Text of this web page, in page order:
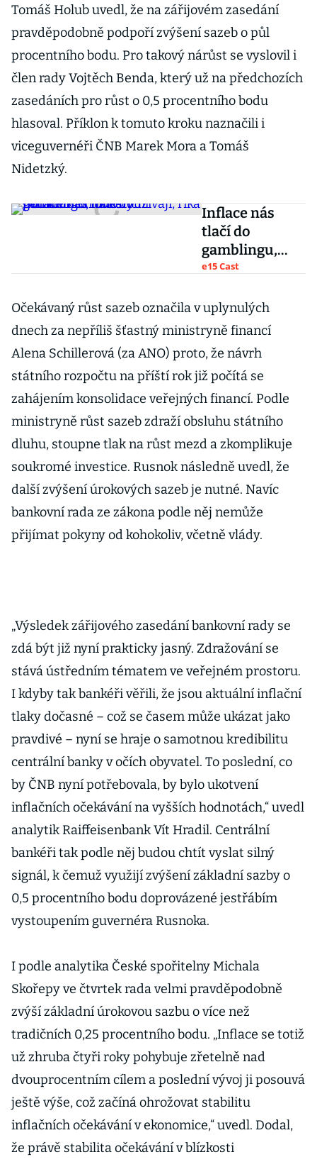
Tomáš Holub uvedl, že na zářijovém zasedání
pravděpodobně podpoří zvýšení sazeb o půl
procentního bodu. Pro takový nárůst se vyslovil i
člen rady Vojtěch Benda, který už na předchozích
zasedáních pro růst o 0,5 procentního bodu
hlasoval. Příklon k tomuto kroku naznačili i
viceguvernéři ČNB Marek Mora a Tomáš
Nidetzký.
Inflace nás
tlačí do
gamblingu,
investiční
toho využívají,
říká Dominik
Stroukal
e15 Cast
Očekávaný růst sazeb označila v uplynulých
dnech za nepříliš šťastný ministryně financí
Alena Schillerová (za ANO) proto, že návrh
státního rozpočtu na příští rok již počítá se
zahájením konsolidace veřejných financí. Podle
ministryně růst sazeb zdraží obsluhu státního
dluhu, stoupne tlak na růst mezd a zkomplikuje
soukromé investice. Rusnok následně uvedl, že
další zvýšení úrokových sazeb je nutné. Navíc
bankovní rada ze zákona podle něj nemůže
přijímat pokyny od kohokoliv, včetně vlády.
„Výsledek zářijového zasedání bankovní rady se
zdá být již nyní prakticky jasný. Zdražování se
stává ústředním tématem ve veřejném prostoru.
I kdyby tak bankéři věřili, že jsou aktuální inflační
tlaky dočasné – což se časem může ukázat jako
pravdivé – nyní se hraje o samotnou kredibilitu
centrální banky v očích obyvatel. To poslední, co
by ČNB nyní potřebovala, by bylo ukotvení
inflačních očekávání na vyšších hodnotách,“ uvedl
analytik Raiffeisenbank Vít Hradil. Centrální
bankéři tak podle něj budou chtít vyslat silný
signál, k čemuž využijí zvýšení základní sazby o
0,5 procentního bodu doprovázené jestřábím
vystoupením guvernéra Rusnoka.
I podle analytika České spořitelny Michala
Skořepy ve čtvrtek rada velmi pravděpodobně
zvýší základní úrokovou sazbu o více než
tradičních 0,25 procentního bodu. „Inflace se totiž
už zhruba čtyři roky pohybuje zřetelně nad
dvouprocentním cílem a poslední vývoj ji posouvá
ještě výše, což začíná ohrožovat stabilitu
inflačních očekávání v ekonomice,“ uvedl. Dodal,
že právě stabilita očekávání v blízkosti